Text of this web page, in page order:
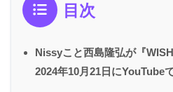
目次
Nissyこと西島隆弘が『
2024年10月21日にYouTube